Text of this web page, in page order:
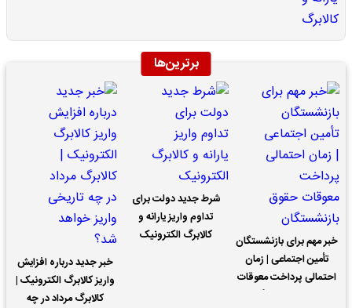
برترین‌ها
خبر مهم برای بازنشستگان
تأمین اجتماعی | زمان
احتمالی پرداخت معوقات
شرط جدید دولت برای
تداوم واریز یارانه و
کالابرگ الکترونیک
خبر جدید درباره افزایش
واریز کالابرگ الکترونیک |
کالابرگ مرداد در چه